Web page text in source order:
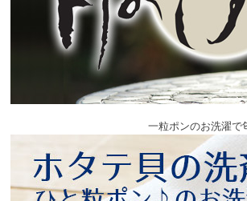
一粒ポンのお洗濯で